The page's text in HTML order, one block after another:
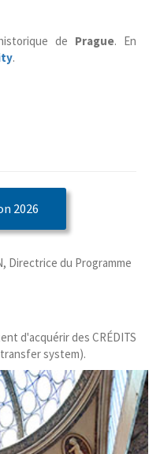
de Prague. En
.
2026
Directrice du Programme
d'acquérir des CRÉDITS
system).